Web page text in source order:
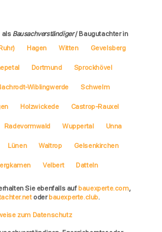
als Bausachverständiger/ Baugutachter in
Hagen Witten Gevelsberg
Dortmund Sprockhövel
Wiblingwerde Schwelm
Holzwickede Castrop-Rauxel
Radevormwald Wuppertal Unna
Lünen Waltrop Gelsenkirchen
Velbert Datteln
Sie ebenfalls auf bauexperte.com,
oderbauexperte.club.
zum Datenschutz